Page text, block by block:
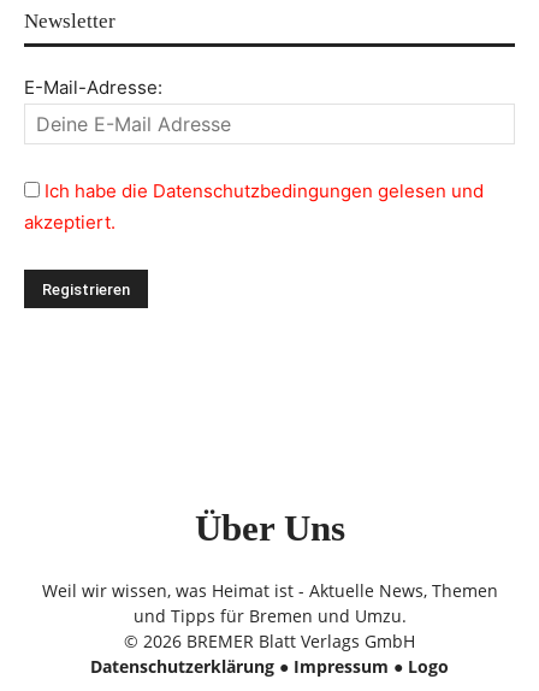
Newsletter
E-Mail-Adresse:
Ich habe die Datenschutzbedingungen gelesen und
akzeptiert.
Über Uns
Weil wir wissen, was Heimat ist - Aktuelle News, Themen
und Tipps für Bremen und Umzu.
© 2026 BREMER Blatt Verlags GmbH
Datenschutzerklärung ● Impressum ● Logo